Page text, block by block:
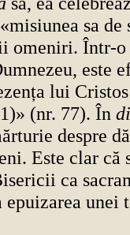
sa de
omeniri. Într-
este
lui
(nr. 77). În
despre
Este clar că
ca
unei